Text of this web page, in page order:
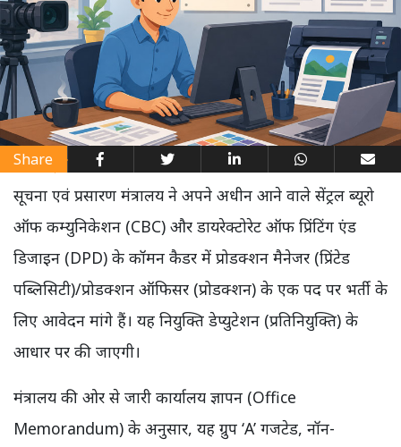
Share
सूचना एवं प्रसारण मंत्रालय ने अपने अधीन आने वाले सेंट्रल ब्यूरो
ऑफ कम्युनिकेशन (CBC) और डायरेक्टोरेट ऑफ प्रिंटिंग एंड
डिजाइन (DPD) के कॉमन कैडर में प्रोडक्शन मैनेजर (प्रिंटेड
पब्लिसिटी)/प्रोडक्शन ऑफिसर (प्रोडक्शन) के एक पद पर भर्ती के
लिए आवेदन मांगे हैं। यह नियुक्ति डेप्युटेशन (प्रतिनियुक्ति) के
आधार पर की जाएगी।
मंत्रालय की ओर से जारी कार्यालय ज्ञापन (Office
Memorandum) के अनुसार, यह ग्रुप ‘A’ गजटेड, नॉन-